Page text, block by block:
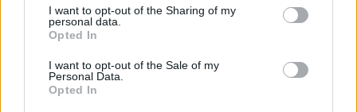
I want to opt-out of the Sharing of my
personal data.
Opted In
I want to opt-out of the Sale of my
Personal Data.
Opted In
ΕΙΔΗΣΕΙΣ 07 Αυγούστου 2026
ΙΣΑ: «Καμπανάκι» για τον ιό του Δυτικού Νείλου στην
Αττική – Τι ζητά από τις Αρχές